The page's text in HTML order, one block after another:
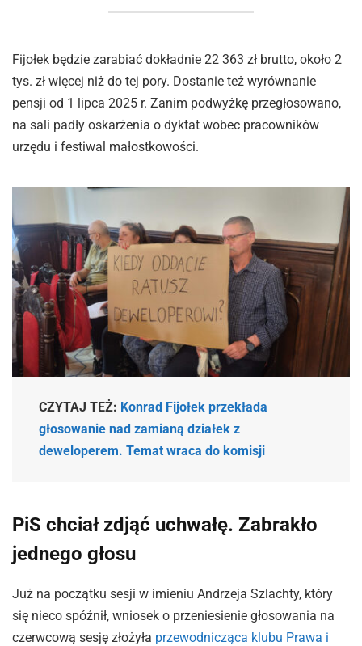
Fijołek będzie zarabiać dokładnie 22 363 zł brutto, około 2
tys. zł więcej niż do tej pory. Dostanie też wyrównanie
pensji od 1 lipca 2025 r. Zanim podwyżkę przegłosowano,
na sali padły oskarżenia o dyktat wobec pracowników
urzędu i festiwal małostkowości.
CZYTAJ TEŻ: Konrad Fijołek przekłada
głosowanie nad zamianą działek z
deweloperem. Temat wraca do komisji
PiS chciał zdjąć uchwałę. Zabrakło
jednego głosu
Już na początku sesji w imieniu Andrzeja Szlachty, który
się nieco spóźnił, wniosek o przeniesienie głosowania na
czerwcową sesję złożyła przewodnicząca klubu Prawa i